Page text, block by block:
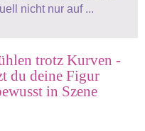
nicht nur auf ...
trotz Kurven -
du deine Figur
in Szene